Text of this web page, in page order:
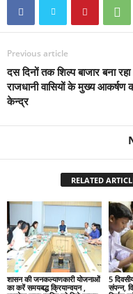
Previous article
दस दिनों तक शिल्प बाजार बना रहा
राजधानी वासियों के मुख्य आकर्षण
केन्द्र
RELATED
शासन की जनकल्याणकारी योजनाओं
का करें समयबद्ध क्रियान्वयन ,
5
संपन्न,